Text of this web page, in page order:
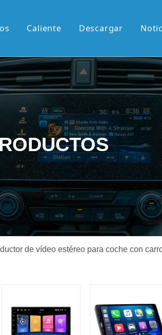
Caliente Descargar
de vídeo estéreo para coche con